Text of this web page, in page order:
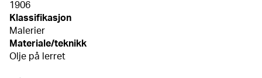
1906
Klassifikasjon
Malerier
Materiale/teknikk
Olje på lerret